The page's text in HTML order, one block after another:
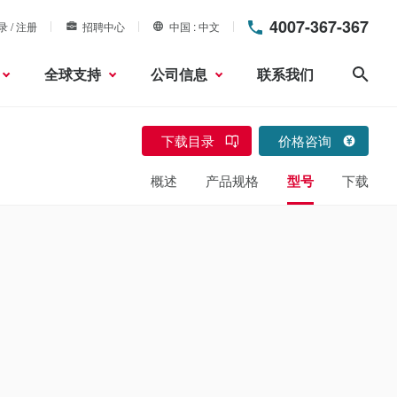
/ 注册 招聘中心 中国 中文 4007-367-367
全球支持 公司信息 联系我们
下载目录 价格咨询
概述 产品规格 型号 下载